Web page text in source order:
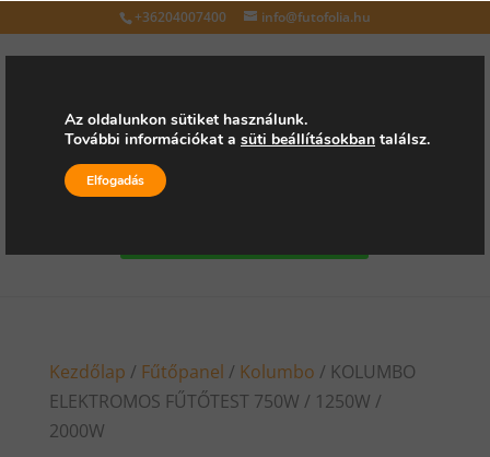
+36204007400 info@futofolia.hu
Válasszon oldalt
Kezdőlap / Fűtőpanel / Kolumbo / KOLUMBO
ELEKTROMOS FŰTŐTEST 750W / 1250W /
2000W
Az oldalunkon sütiket használunk.
További információkat a süti beállításokban találsz.
Elfogadás